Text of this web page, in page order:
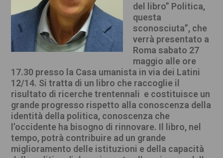
del libro” Politica,
questa
sconosciuta”, che
verrà presentato a
Roma sabato 27
maggio alle ore
17.30 presso la Casa umanista in via dei Latini
12/14. Si tratta di un libro che raccoglie il
risultato di ricerche trentennali e costituisce un
grande progresso rispetto alla conoscenza della
identità della politica, conoscenza che
l’occidente ha bisogno di rinnovare. Il libro, nel
tempo, potrà contribuire ad un grande
miglioramento delle istituzioni e della capacità